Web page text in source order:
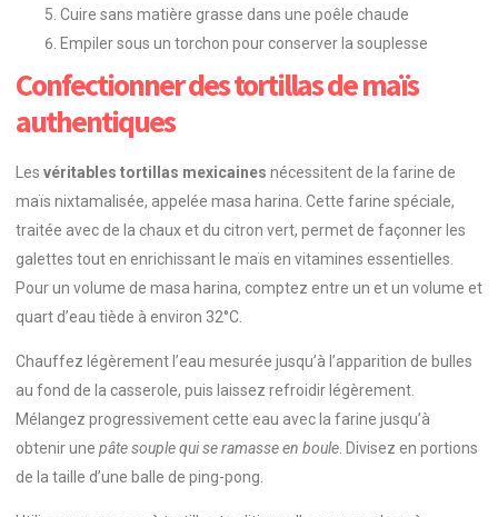
Cuire sans matière grasse dans une poêle chaude
Empiler sous un torchon pour conserver la souplesse
Confectionner des tortillas de maïs
authentiques
Les véritables tortillas mexicaines nécessitent de la farine de
maïs nixtamalisée, appelée masa harina. Cette farine spéciale,
traitée avec de la chaux et du citron vert, permet de façonner les
galettes tout en enrichissant le maïs en vitamines essentielles.
Pour un volume de masa harina, comptez entre un et un volume et
quart d’eau tiède à environ 32°C.
Chauffez légèrement l’eau mesurée jusqu’à l’apparition de bulles
au fond de la casserole, puis laissez refroidir légèrement.
Mélangez progressivement cette eau avec la farine jusqu’à
obtenir une pâte souple qui se ramasse en boule . Divisez en portions
de la taille d’une balle de ping-pong.